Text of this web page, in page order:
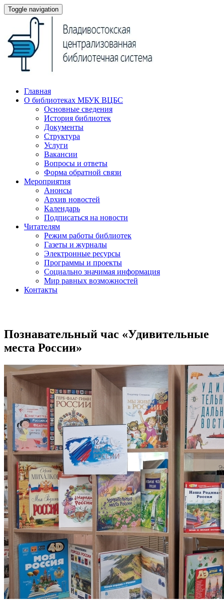
Toggle navigation
Главная
О библиотеках МБУК ВЦБС
Основные сведения
История библиотек
Документы
Структура
Услуги
Вакансии
Вопросы и ответы
Форма обратной связи
Мероприятия
Анонсы
Архив новостей
Календарь
Подписаться на новости
Читателям
Режим работы библиотек
Газеты и журналы
Электронные ресурсы
Программы и проекты
Социально значимая информация
Мир равных возможностей
Контакты
Познавательный час «Удивительные
места России»